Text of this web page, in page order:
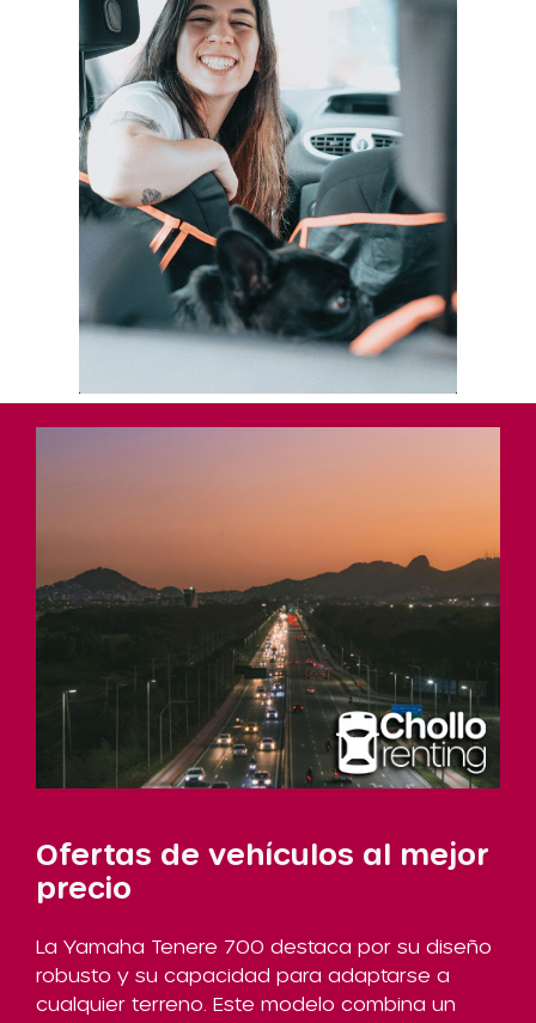
Ofertas de vehículos al mejor
precio
La Yamaha Tenere 700 destaca por su diseño
robusto y su capacidad para adaptarse a
cualquier terreno. Este modelo combina un